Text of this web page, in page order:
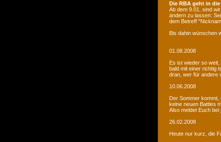
Die RBA geht in
Ab dem 9.01. sind
ändern zu lassen:
dem Betreff
Bis dahin wünschen
01.08.2008
Es ist wieder so weit,
bald mit einer richtig
dran, wer für andere
10.06.2008
Der Sommer kommt,
keine neuen Battles
Also meldet Euch
26.02.2008
Heute nur kurz, die